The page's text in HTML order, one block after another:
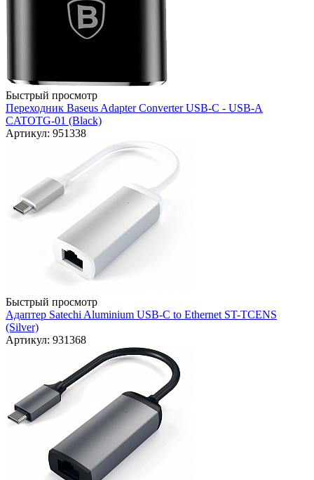
Быстрый просмотр
Переходник Baseus Adapter Converter USB-C - USB-A
CATOTG-01 (Black)
Артикул: 951338
Быстрый просмотр
Адаптер Satechi Aluminium USB-C to Ethernet ST-TCENS
(Silver)
Артикул: 931368